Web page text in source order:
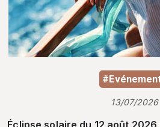
13/07/2026
Éclipse solaire du 12 août